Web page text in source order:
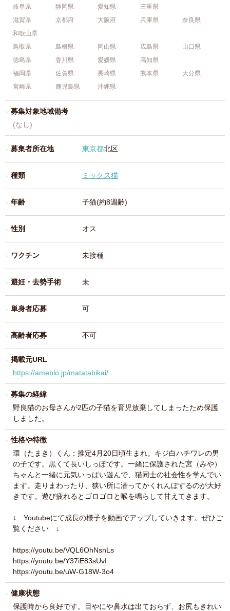
岐阜県
静岡県 愛知県
三重県
滋賀県
京都府 大阪府 兵庫県
奈良県
和歌山県
鳥取県
島根県 岡山県 広島県
山口県
徳島県
香川県 愛媛県
高知県
福岡県
佐賀県 長崎県 熊本県
大分県
宮崎県
鹿児島県 沖縄県
募集対象地域備考
(なし)
募集者所在地 東京都北区
種類 ミックス猫
年齢 子猫(約8週齢)
性別 オス
ワクチン 未接種
避妊・去勢手術 未
単身者応募 可
高齢者応募 不可
掲載元URL
https://ameblo.jp/matatabikai/
募集の経緯
野良猫のお母さんが2匹の子猫を育児放棄してしまったため保護
しました。
性格や特徴
環（たまき）くん：推定4月20日頃生まれ。キジ白ハチワレの男
の子です。黒くて長いしっぽです。一緒に保護された宮（みや）
ちゃんと一緒に元気いっぱい遊んで、猫同士の社会性を学んでい
ます。走りまわったり、狭い所に潜ってかくれんぼするのが大好
きです。遊び疲れるとゴロゴロと喉を鳴らして甘えてきます。
↓ Youtubeにて成長の様子を動画でアップしていきます。ぜひご
覧ください ↓
https://youtu.be/VQL6OhNsnLs
https://youtu.be/Y37iE83sUvI
https://youtu.be/uW-G18W-3o4
健康状態
保護時から良好です。目やにや鼻水は出ておらず、お尻もきれい